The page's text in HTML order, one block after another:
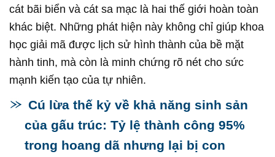
cát bãi biển và cát sa mạc là hai thế giới hoàn toàn
khác biệt. Những phát hiện này không chỉ giúp khoa
học giải mã được lịch sử hình thành của bề mặt
hành tinh, mà còn là minh chứng rõ nét cho sức
mạnh kiến tạo của tự nhiên.
Cú lừa thế kỷ về khả năng sinh sản
của gấu trúc: Tỷ lệ thành công 95%
trong hoang dã nhưng lại bị con